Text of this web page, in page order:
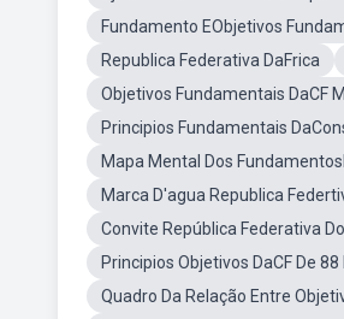
Fundamento EObjetivos
Republica Federativa DaFrica
Objetivos Fundamentais DaCF
Principios Fundamentais
Mapa Mental Dos
Marca D'agua Republica
Convite República Federativa
Principios Objetivos DaCF De
Quadro Da Relação Entre